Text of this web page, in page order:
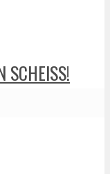
SCHEISS!